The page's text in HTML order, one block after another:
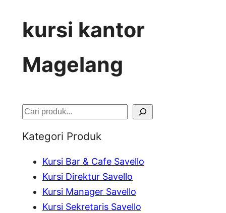
kursi kantor
Magelang
S
Kategori Produk
Kursi Bar & Cafe Savello
Kursi Direktur Savello
Kursi Manager Savello
Kursi Sekretaris Savello